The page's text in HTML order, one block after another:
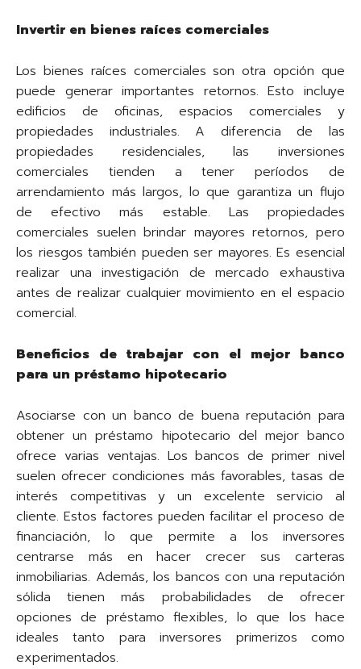
Invertir en bienes raíces comerciales
Los bienes raíces comerciales son otra opción que
puede generar importantes retornos. Esto incluye
edificios de oficinas, espacios comerciales y
propiedades industriales. A diferencia de las
propiedades residenciales, las inversiones
comerciales tienden a tener períodos de
arrendamiento más largos, lo que garantiza un flujo
de efectivo más estable. Las propiedades
comerciales suelen brindar mayores retornos, pero
los riesgos también pueden ser mayores. Es esencial
realizar una investigación de mercado exhaustiva
antes de realizar cualquier movimiento en el espacio
comercial.
Beneficios de trabajar con el mejor banco
para un préstamo hipotecario
Asociarse con un banco de buena reputación para
obtener un préstamo hipotecario del mejor banco
ofrece varias ventajas. Los bancos de primer nivel
suelen ofrecer condiciones más favorables, tasas de
interés competitivas y un excelente servicio al
cliente. Estos factores pueden facilitar el proceso de
financiación, lo que permite a los inversores
centrarse más en hacer crecer sus carteras
inmobiliarias. Además, los bancos con una reputación
sólida tienen más probabilidades de ofrecer
opciones de préstamo flexibles, lo que los hace
ideales tanto para inversores primerizos como
experimentados.